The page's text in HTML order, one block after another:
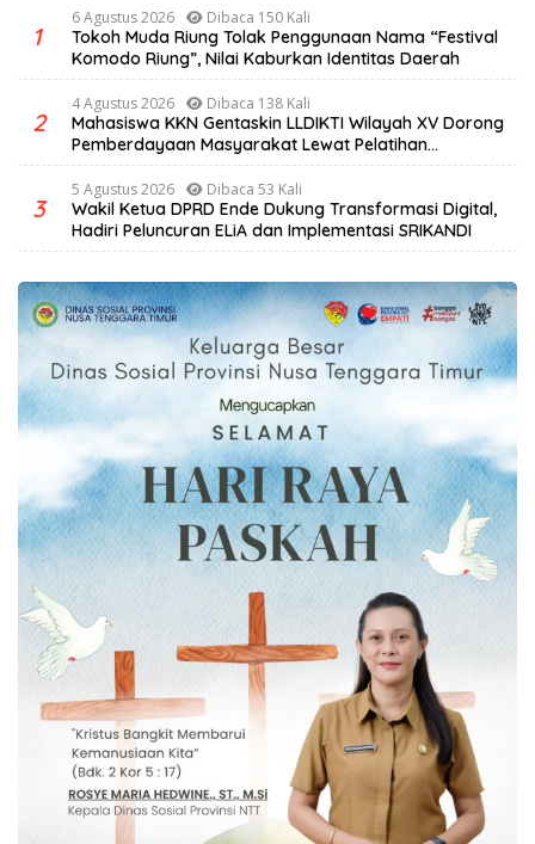
1
6 Agustus 2026 Dibaca 150 Kali
Tokoh Muda Riung Tolak Penggunaan Nama “Festival
Komodo Riung”, Nilai Kaburkan Identitas Daerah
2
4 Agustus 2026 Dibaca 138 Kali
Mahasiswa KKN Gentaskin LLDIKTI Wilayah XV Dorong
Pemberdayaan Masyarakat Lewat Pelatihan
Pengolahan Hasil Alam di Desa Sisir
3
5 Agustus 2026 Dibaca 53 Kali
Wakil Ketua DPRD Ende Dukung Transformasi Digital,
Hadiri Peluncuran ELiA dan Implementasi SRIKANDI